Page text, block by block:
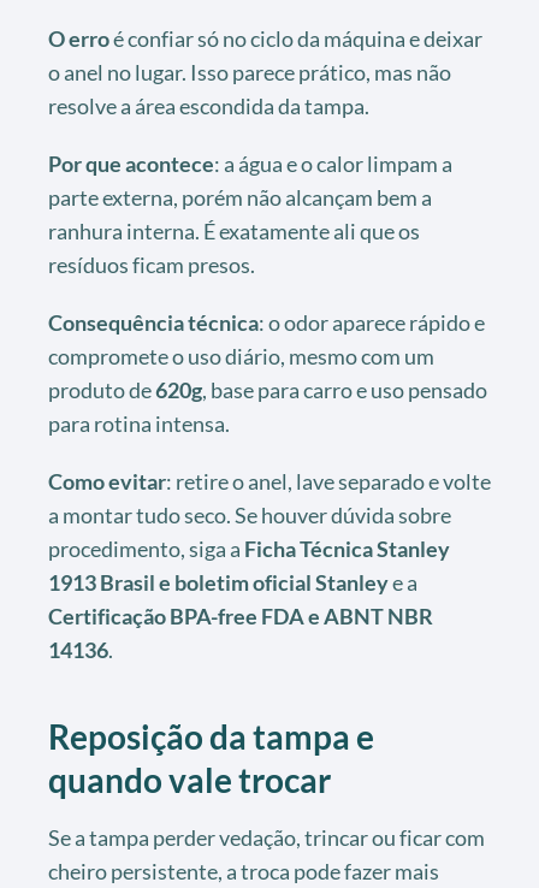
O erroé confiar só no ciclo da máquina e deixar
o anel no lugar. Isso parece prático, mas não
resolve a área escondida da tampa.
Por que acontece: a água e o calor limpam a
parte externa, porém não alcançam bem a
ranhura interna. É exatamente ali que os
resíduos ficam presos.
Consequência técnica: o odor aparece rápido e
compromete o uso diário, mesmo com um
produto de620g, base para carro e uso pensado
para rotina intensa.
Como evitar: retire o anel, lave separado e volte
a montar tudo seco. Se houver dúvida sobre
procedimento, siga a Ficha Técnica Stanley
1913 Brasil e boletim oficial Stanleye a
Certificação BPA-free FDA e ABNT NBR
14136.
Reposição da tampa e
quando vale trocar
Se a tampa perder vedação, trincar ou ficar com
cheiro persistente, a troca pode fazer mais